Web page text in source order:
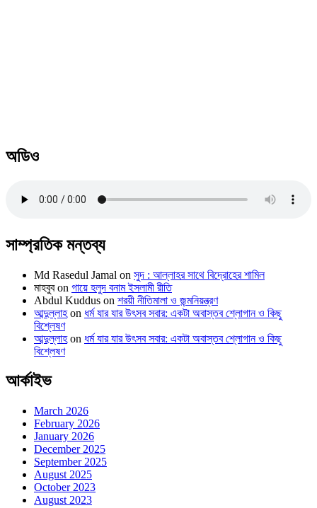
অডিও
সাম্প্রতিক মন্তব্য
Md Rasedul Jamal on সুদ : আল্লাহর সাথে বিদ্রোহের শামিল
মাহবুবon গায়ে হলুদ বনাম ইসলামী রীতি
Abdul Kuddus on শরয়ী নীতিমালা ও জন্মনিয়ন্ত্রণ
আব্দুল্লাহon ধর্ম যার যার উৎসব সবার: একটা অবাস্তব শ্লোগান ও কিছু
বিশ্লেষণ
আব্দুল্লাহon ধর্ম যার যার উৎসব সবার: একটা অবাস্তব শ্লোগান ও কিছু
বিশ্লেষণ
আর্কাইভ
March 2026
February 2026
January 2026
December 2025
September 2025
August 2025
October 2023
August 2023